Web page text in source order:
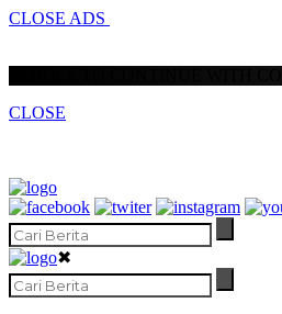
CLOSE ADS
CLOSE
✖